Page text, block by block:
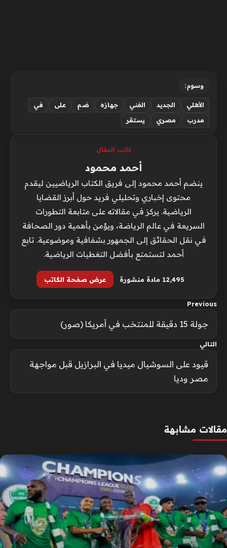
وسوم:
الأهلي الجديد الفني جهازه ضم على
في
مدرب
مصري يستقر
كاتب المقال
أحمد محمود
ينضم أحمد محمود إلى فريق الكتاب الرياضيين ليقدم
محتوى إخباري وتحليلي فريد حول أبرز القضايا
الرياضية. يركز في مقالاته على متابعة التطورات
السريعة في عالم الرياضة، ويؤمن بأهمية دور الصحافة
في نقل الحقائق إلى الجمهور بشفافية وموضوعية. تابع
أحمد لتستمتع بأفضل التغطيات الرياضية.
12٬495 مادة منشورة عرض صفحة الكاتب
Previous
جولة 15 دقيقة للمنتخب في أمريكا (صور)
التالي
قيود على السوشيال ميديا في البرازيل قبل مواجهة
مصر وديا
مقالات مشابهة